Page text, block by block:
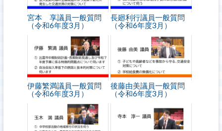
宮本 享議員一般質問
（令和6年度3月）
長廻利行議員一般質問
（令和6年度3月）
伊藤繁満議員一般質問
（令和6年度3月）
後藤由美議員一般質問
（令和6年度3月）